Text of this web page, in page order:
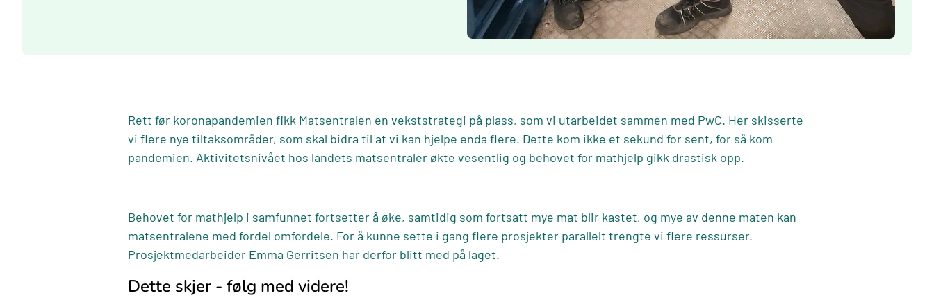
Rett før koronapandemien fikk Matsentralen en vekststrategi på plass, som vi utarbeidet sammen med PwC. Her skisserte
vi flere nye tiltaksområder, som skal bidra til at vi kan hjelpe enda flere. Dette kom ikke et sekund for sent, for så kom
pandemien. Aktivitetsnivået hos landets matsentraler økte vesentlig og behovet for mathjelp gikk drastisk opp.
Behovet for mathjelp i samfunnet fortsetter å øke, samtidig som fortsatt mye mat blir kastet, og mye av denne maten kan
matsentralene med fordel omfordele. For å kunne sette i gang flere prosjekter parallelt trengte vi flere ressurser.
Prosjektmedarbeider Emma Gerritsen har derfor blitt med på laget.
Dette skjer - følg med videre!